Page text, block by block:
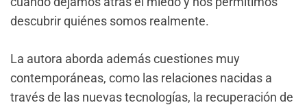
descubrir quiénes somos realmente.
La autora aborda además cuestiones muy
contemporáneas, como las relaciones nacidas a
través de las nuevas tecnologías, la recuperación de